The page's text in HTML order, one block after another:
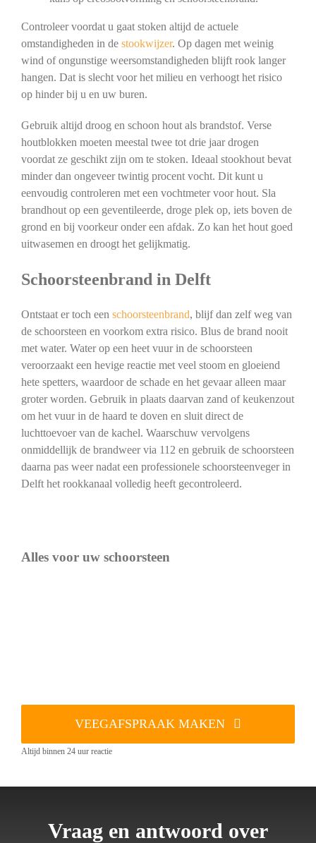
Controleer voordat u gaat stoken altijd de actuele
omstandigheden in de stookwijzer. Op dagen met weinig
wind of ongunstige weersomstandigheden blijft rook langer
hangen. Dat is slecht voor het milieu en verhoogt het risico
op hinder bij u en uw buren.
Gebruik altijd droog en schoon hout als brandstof. Verse
houtblokken moeten meestal twee tot drie jaar drogen
voordat ze geschikt zijn om te stoken. Ideaal stookhout bevat
minder dan ongeveer twintig procent vocht. Dit kunt u
eenvoudig controleren met een vochtmeter voor hout. Sla
brandhout op een geventileerde, droge plek op, iets boven de
grond en bij voorkeur onder een afdak. Zo kan het hout goed
uitwasemen en droogt het gelijkmatig.
Schoorsteenbrand in Delft
Ontstaat er toch een schoorsteenbrand, blijf dan zelf weg van
de schoorsteen en voorkom extra risico. Blus de brand nooit
met water. Water op een heet vuur in de schoorsteen
veroorzaakt een hevige reactie met veel stoom en gloeiend
hete spetters, waardoor de schade en het gevaar alleen maar
groter worden. Gebruik in plaats daarvan zand of keukenzout
om het vuur in de haard te doven en sluit direct de
luchttoevoer van de kachel. Waarschuw vervolgens
onmiddellijk de brandweer via 112 en gebruik de schoorsteen
daarna pas weer nadat een professionele schoorsteenveger in
Delft het rookkanaal volledig heeft gecontroleerd.
Alles voor uw schoorsteen
VEEGAFSPRAAK MAKEN
Altijd binnen 24 uur reactie
Vraag en antwoord over